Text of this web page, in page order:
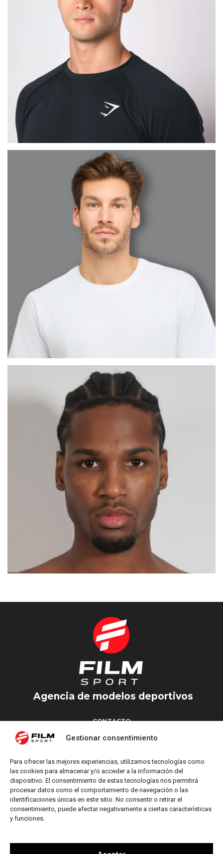
Gestionar consentimiento
Para ofrecer las mejores experiencias, utilizamos tecnologías como
las cookies para almacenar y/o acceder a la información del
dispositivo. El consentimiento de estas tecnologías nos permitirá
procesar datos como el comportamiento de navegación o las
identificaciones únicas en este sitio. No consentir o retirar el
consentimiento, puede afectar negativamente a ciertas características
y funciones.
MAX
BARCELONA
CÉSAR ABEL
MADRID
AHDYL
Agencia de modelos deportivos
CONTACTO
Torrent d’en Vidalet, 51 baixos
M: info@filmsport.es
Aviso Legal
Política de Privacidad